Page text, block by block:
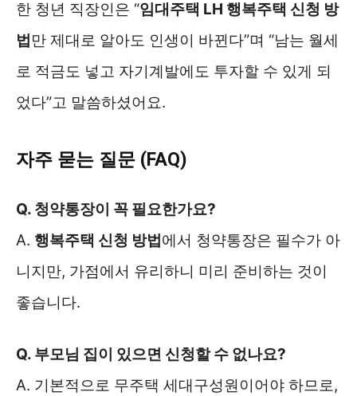
한 청년 직장인은 “임대주택 LH 행복주택 신청 방
법 만 제대로 알아도 인생이 바뀐다”며 “남는 월세
로 적금도 넣고 자기계발에도 투자할 수 있게 되
었다”고 말씀하셨어요.
자주 묻는 질문 (FAQ)
Q. 청약통장이 꼭 필요한가요?
A. 행복주택 신청 방법 에서 청약통장은 필수가 아
니지만, 가점에서 유리하니 미리 준비하는 것이
좋습니다.
Q. 부모님 집이 있으면 신청할 수 없나요?
A. 기본적으로 무주택 세대구성원이어야 하므로,